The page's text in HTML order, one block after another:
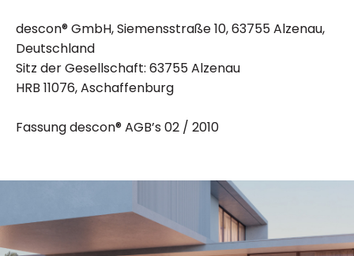
descon® GmbH, Siemensstraße 10, 63755 Alzenau,
Deutschland
Sitz der Gesellschaft: 63755 Alzenau
HRB 11076, Aschaffenburg
Fassung descon® AGB’s 02 / 2010